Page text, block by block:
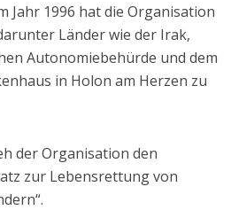
Jahr 1996 hat die Organisation
Länder wie der Irak,
Autonomiebehürde und dem
in Holon am Herzen zu
der Organisation den
zur Lebensrettung von